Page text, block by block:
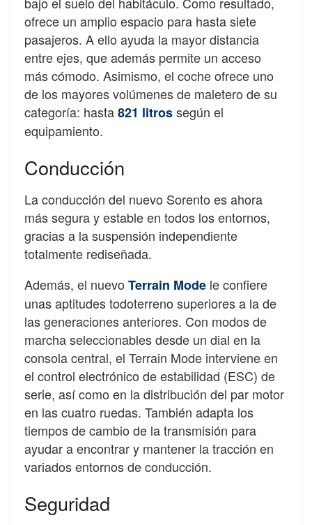
ofrece un amplio espacio para hasta siete
pasajeros. A ello ayuda la mayor distancia
entre ejes, que además permite un acceso
más cómodo. Asimismo, el coche ofrece uno
de los mayores volúmenes de maletero de su
categoría: hasta821 litrossegún el
equipamiento.
Conducción
La conducción del nuevo Sorento es ahora
más segura y estable en todos los entornos,
gracias a la suspensión independiente
totalmente rediseñada.
Además, el nuevo Terrain Mode le confiere
unas aptitudes todoterreno superiores a la de
las generaciones anteriores. Con modos de
marcha seleccionables desde un dial en la
consola central, el Terrain Mode interviene en
el control electrónico de estabilidad (ESC) de
serie, así como en la distribución del par motor
en las cuatro ruedas. También adapta los
tiempos de cambio de la transmisión para
ayudar a encontrar y mantener la tracción en
variados entornos de conducción.
Seguridad